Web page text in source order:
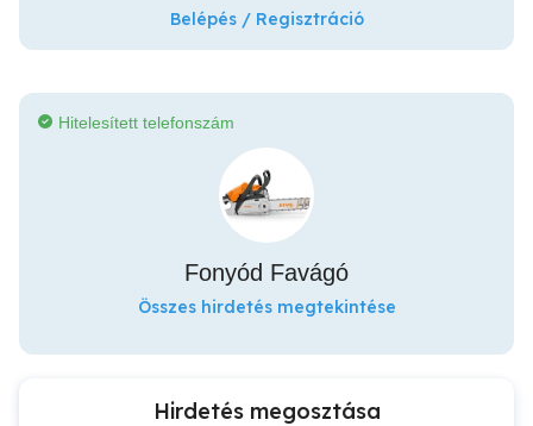
Belépés / Regisztráció
Hitelesített telefonszám
Fonyód Favágó
Összes hirdetés megtekintése
Hirdetés megosztása